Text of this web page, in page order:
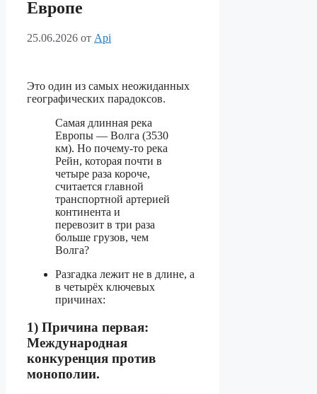
Европе
25.06.2026 от Api
Это один из самых неожиданных
географических парадоксов.
Самая длинная река
Европы — Волга (3530
км). Но почему-то река
Рейн, которая почти в
четыре раза короче,
считается главной
транспортной артерией
континента и
перевозит в три раза
больше грузов, чем
Волга?
Разгадка лежит не в длине, а
в четырёх ключевых
причинах:
1) Причина первая:
Международная
конкуренция против
монополии.